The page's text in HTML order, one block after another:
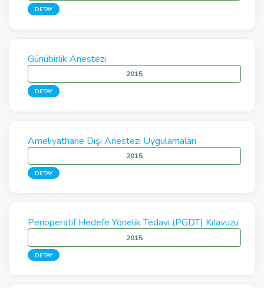
DETAY
Günübirlik Anestezi
2015
DETAY
Ameliyathane Dışı Anestezi Uygulamaları
2015
DETAY
Perioperatif Hedefe Yönelik Tedavi (PGDT) Kılavuzu
2015
DETAY